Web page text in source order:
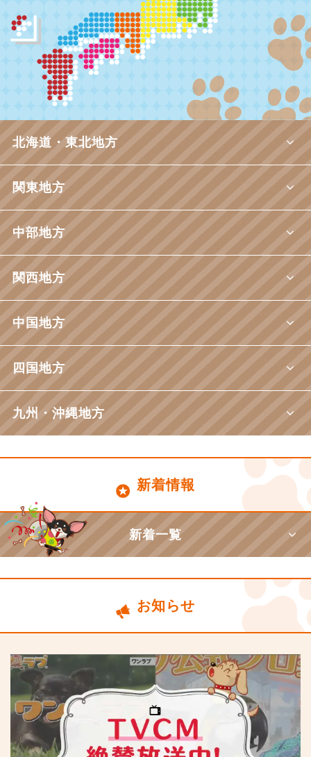
北海道・東北地方
関東地方
中部地方
関西地方
中国地方
四国地方
九州・沖縄地方
新着情報
新着一覧
お知らせ